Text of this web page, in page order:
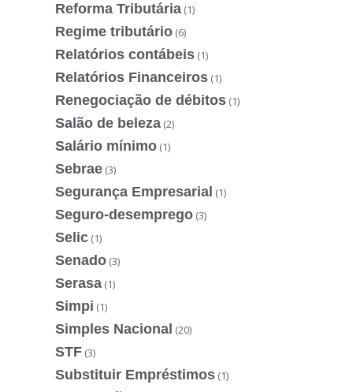
Reforma Tributária (1)
Regime tributário (6)
Relatórios contábeis (1)
Relatórios Financeiros (1)
Renegociação de débitos (1)
Salão de beleza (2)
Salário mínimo (1)
Sebrae (3)
Segurança Empresarial (1)
Seguro-desemprego (3)
Selic (1)
Senado (3)
Serasa (1)
Simpi (1)
Simples Nacional (20)
STF (3)
Substituir Empréstimos (1)